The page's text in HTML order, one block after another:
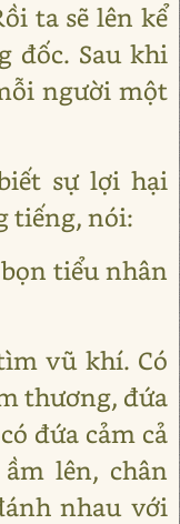
ta sẽ lên kể
đốc. Sau khi
người một
sự lợi hại
tiếng, nói:
tiểu nhân
vũ khí. Có
thương, đứa
đứa cảm cả
lên, chân
nhau với